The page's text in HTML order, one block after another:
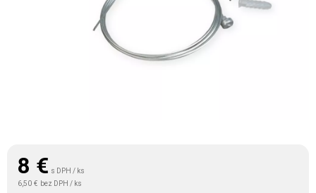
8 € s DPH / ks
6,50 € bez DPH / ks